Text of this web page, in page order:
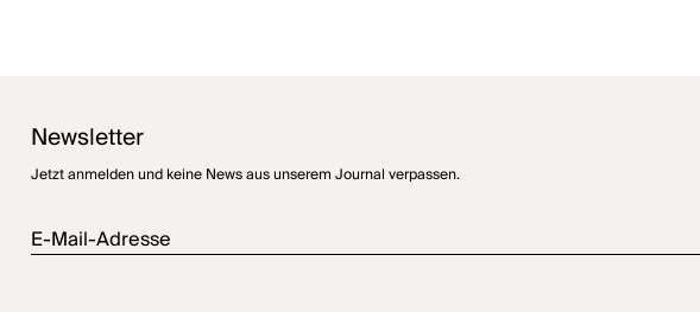
Newsletter
Jetzt anmelden und keine News aus unserem Journal verpassen.
E-Mail-Adresse